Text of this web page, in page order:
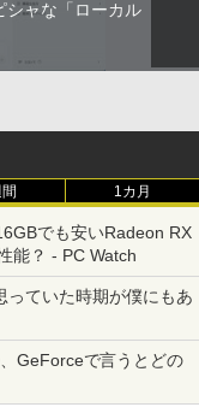
シャな「ローカル
1カ月
でも安いRadeon RX
能？ - PC Watch
ていた時期が僕にもあ
GeForceで言うとどの